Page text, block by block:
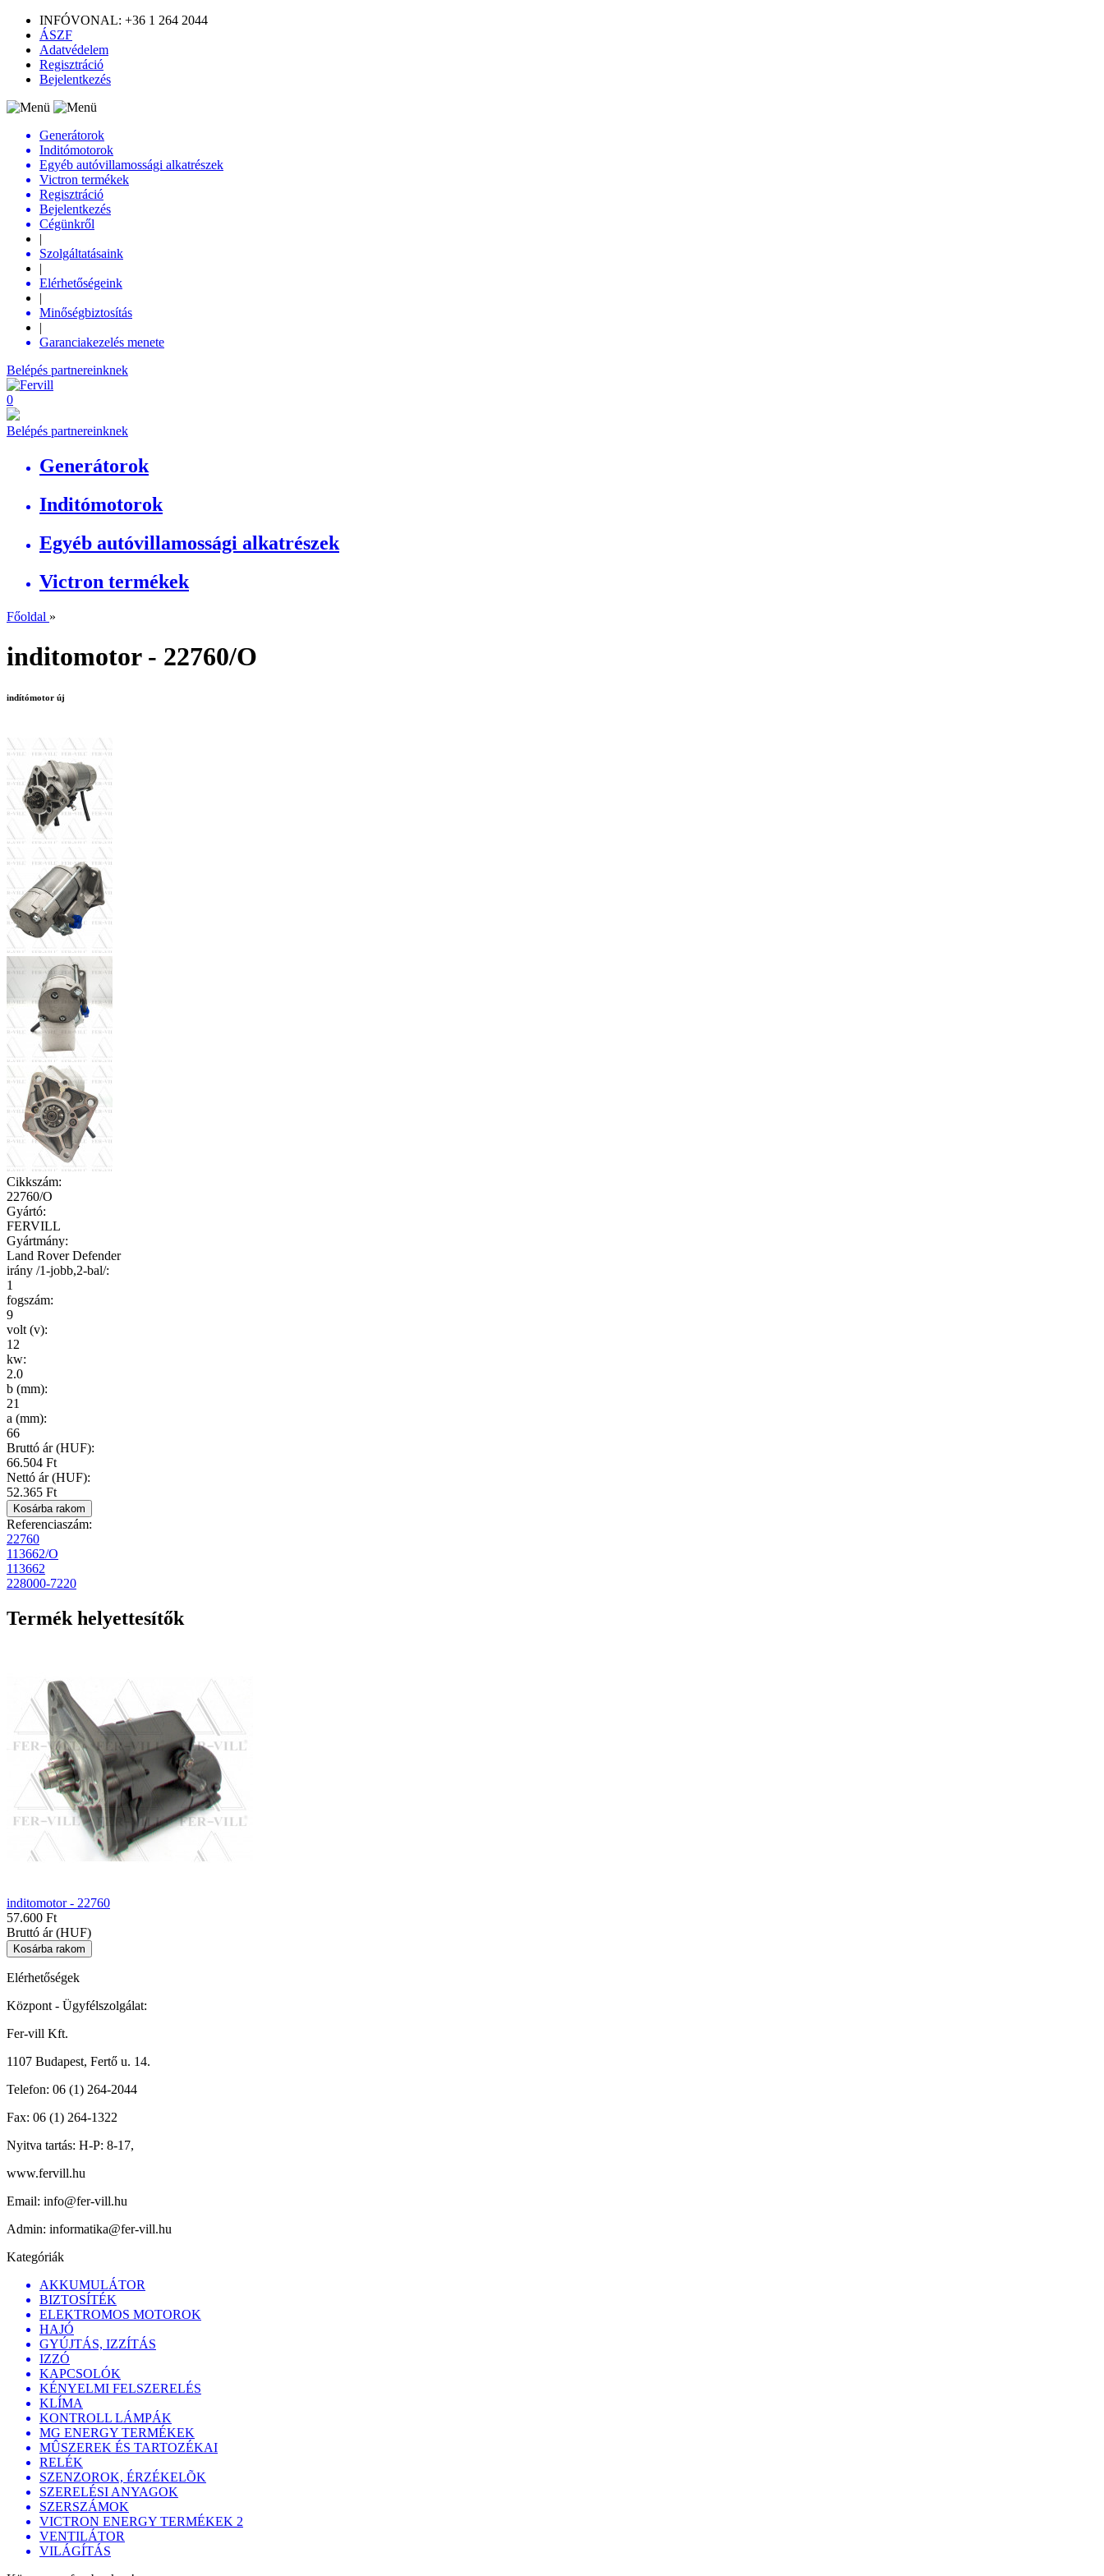
INFÓVONAL: +36 1 264 2044
ÁSZF
Adatvédelem
Regisztráció
Bejelentkezés
Generátorok
Inditómotorok
Egyéb autóvillamossági alkatrészek
Victron termékek
Regisztráció
Bejelentkezés
Cégünkről
|
Szolgáltatásaink
|
Elérhetőségeink
|
Minőségbiztosítás
|
Garanciakezelés menete
Belépés partnereinknek
0
Belépés partnereinknek
Generátorok
Inditómotorok
Egyéb autóvillamossági alkatrészek
Victron termékek
Főoldal »
inditomotor - 22760/O
indítómotor új
Cikkszám:
22760/O
Gyártó:
FERVILL
Gyártmány:
Land Rover Defender
irány /1-jobb,2-bal/:
1
fogszám:
9
volt (v):
12
kw:
2.0
b (mm):
21
a (mm):
66
Bruttó ár (HUF):
66.504 Ft
Nettó ár (HUF):
52.365 Ft
Referenciaszám:
22760
113662/O
113662
228000-7220
Termék helyettesítők
inditomotor - 22760
57.600 Ft
Bruttó ár (HUF)
Elérhetőségek
Központ - Ügyfélszolgálat:
Fer-vill Kft.
1107 Budapest, Fertő u. 14.
Telefon: 06 (1) 264-2044
Fax: 06 (1) 264-1322
Nyitva tartás: H-P: 8-17,
www.fervill.hu
Email: info@fer-vill.hu
Admin: informatika@fer-vill.hu
Kategóriák
AKKUMULÁTOR
BIZTOSÍTÉK
ELEKTROMOS MOTOROK
HAJÓ
GYÚJTÁS, IZZÍTÁS
IZZÓ
KAPCSOLÓK
KÉNYELMI FELSZERELÉS
KLÍMA
KONTROLL LÁMPÁK
MG ENERGY TERMÉKEK
MÛSZEREK ÉS TARTOZÉKAI
RELÉK
SZENZOROK, ÉRZÉKELÕK
SZERELÉSI ANYAGOK
SZERSZÁMOK
VICTRON ENERGY TERMÉKEK 2
VENTILÁTOR
VILÁGÍTÁS